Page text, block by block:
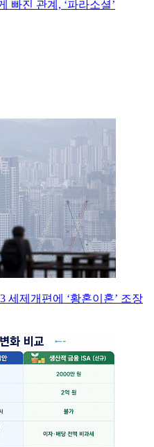
빠진 관계, ‘파라소셜’
세제개편에 ‘황혼이혼’ 조장